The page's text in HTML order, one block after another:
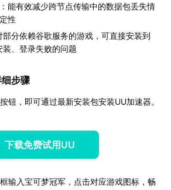
：能有效减少跨节点传输中的数据包丢失情
性
部分依赖谷歌服务的游戏，可直接安装到
、登录失败的问题
步骤
钮，即可通过最新安装包安装UU加速器。
下载免费试用UU
输入宝可梦冠军，点击对应游戏图标，畅